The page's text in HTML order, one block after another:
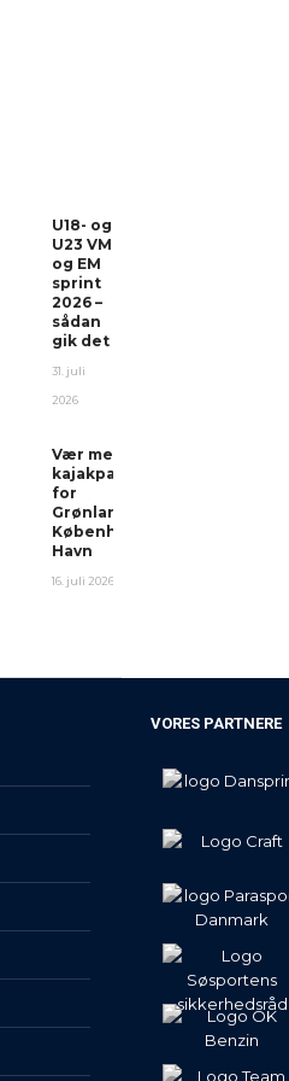
U18- og
U23 VM
og EM
sprint
2026 –
sådan
gik det
31. juli
2026
Vær med i
kajakparade
for
Grønland i
Københavns
Havn
16. juli 2026
VORES PARTNERE